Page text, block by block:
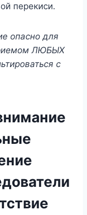
перекиси.
опасно для
ЛЮБЫХ
с